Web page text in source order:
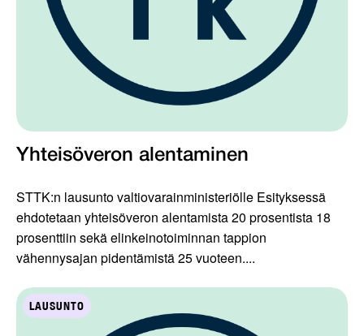
Yhteisöveron alentaminen
STTK:n lausunto valtiovarainministeriölle Esityksessä
ehdotetaan yhteisöveron alentamista 20 prosentista 18
prosenttiin sekä elinkeinotoiminnan tappion
vähennysajan pidentämistä 25 vuoteen....
LAUSUNTO